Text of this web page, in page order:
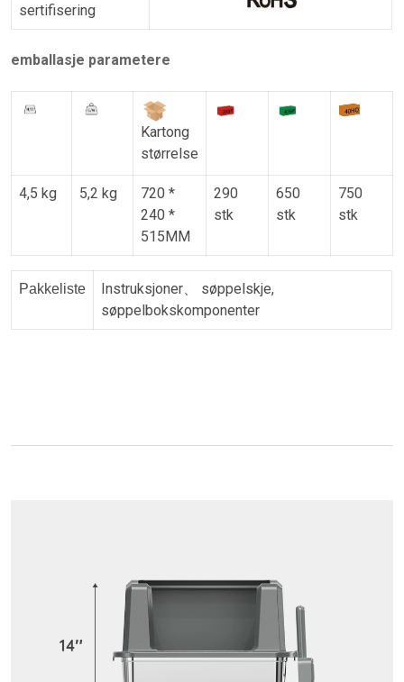
sertifisering
emballasje parametere
Kartong
størrelse
4,5 kg 5,2 kg
720 *
240 *
515MM
290
stk
650
stk
750
stk
Pakkeliste
Instruksjoner、 søppelskje,
søppelbokskomponenter